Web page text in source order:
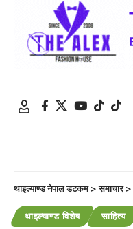
थाइल्याण्ड नेपाल डटकम>समाचार>
थाइल्याण्ड विशेष साहित्य